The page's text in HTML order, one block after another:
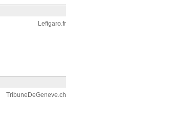
Lefigaro.fr
TribuneDeGeneve.ch